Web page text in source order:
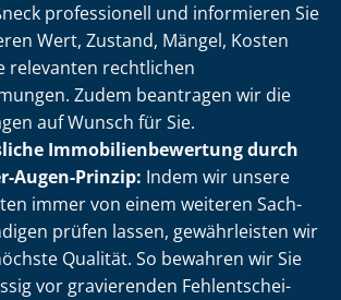
professionell und informieren Sie
Wert, Zustand, Mängel, Kosten
relevanten rechtlichen
Zudem beantragen wir die
auf Wunsch für Sie.
Im­mo­bi­li­en­be­wer­tung durch
Augen-Prinzip: Indem wir unsere
immer von einem weiteren Sach­
prüfen lassen, gewährleisten wir
Qualität. So bewahren wir Sie
vor gravierenden Fehl­ent­schei­